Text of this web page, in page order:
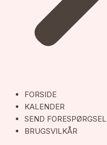
FORSIDE
KALENDER
SEND FORESPØRGSEL
BRUGSVILKÅR